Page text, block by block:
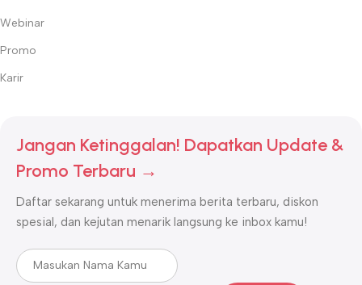
Webinar
Promo
Karir
Jangan Ketinggalan! Dapatkan Update &
Promo Terbaru →
Daftar sekarang untuk menerima berita terbaru, diskon
spesial, dan kejutan menarik langsung ke inbox kamu!